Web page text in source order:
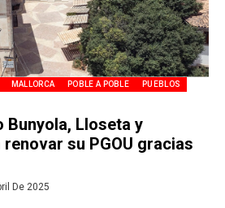
MALLORCA POBLE A POBLE
PUEBLOS
Bunyola, Lloseta y
su PGOU gracias
De 2025